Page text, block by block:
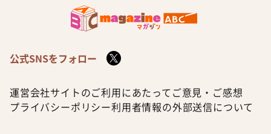
公式SNSをフォロー
運営会社サイトのご利用にあたって ご意見・ご感想
プライバシーポリシー利用者情報の外部送信について